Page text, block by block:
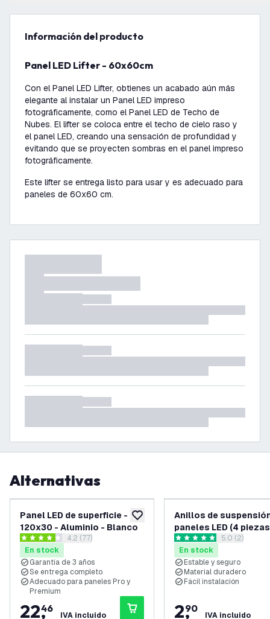
información del producto
Panel LED Lifter - 60x60cm
Con el Panel LED Lifter, obtienes un acabado aún más
elegante al instalar un Panel LED impreso
fotográficamente, como el Panel LED de Techo de
Nubes. El lifter se coloca entre el techo de cielo raso y
el panel LED, creando una sensación de profundidad y
evitando que se proyecten sombras en el panel impreso
fotográficamente.
Este lifter se entrega listo para usar y es adecuado para
paneles de 60x60 cm.
Alternativas
añadir a lista de deseos
Panel LED de superficie -
120x30 - Aluminio - Blanco
abrir el panel de reseñas
4.246753 estrellas de puntuación
4.2 (77)
En stock
Garantía de 3 años
Se entrega completo
Adecuado para paneles Pro y
Premium
22,
46
IVA incluido
Anillos de
paneles LED (4
abrir el
5 estrellas de puntuación
5.0 (2)
En stock
Estable y seguro
Material duradero
Fácil instalación
2,
90
IVA incluido